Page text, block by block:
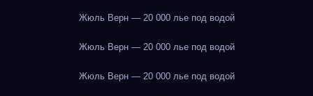
Жюль Верн — 20 000 лье под водой
Жюль Верн — 20 000 лье под водой
Жюль Верн — 20 000 лье под водой